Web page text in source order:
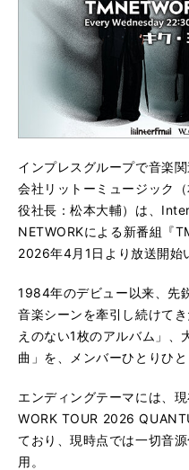
インプレスグループで音楽
会社リットーミュージック
役社長：松本大輔）は、
NETWORKによる新番組『
2026年4月1日より放送開始
1984年のデビュー以来、先
音楽シーンを牽引し続けて
えのない1枚のアルバム」、
曲」を、メンバーひとりひ
エンディングテーマには、
WORK TOUR 2026
ており、現時点では一切音
用。